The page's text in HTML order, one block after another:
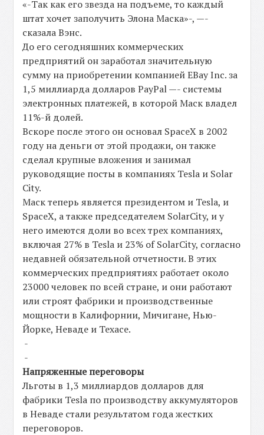
«-Так как его звезда на подъеме, то каждый
штат хочет заполучить Элона Маска»-, —-
сказала Вэнс.
До его сегодняшних коммерческих
предприятий он заработал значительную
сумму на приобретении компанией EBay Inc. за
1,5 миллиарда долларов PayPal —- системы
электронных платежей, в которой Маск владел
11%-й долей.
Вскоре после этого он основал SpaceX в 2002
году на деньги от этой продажи, он также
сделал крупные вложения и занимал
руководящие посты в компаниях Tesla и Solar
City.
Маск теперь является президентом и Tesla, и
SpaceX, а также председателем SolarCity, и у
него имеются доли во всех трех компаниях,
включая 27% в Tesla и 23% of SolarCity, согласно
недавней обязательной отчетности. В этих
коммерческих предприятиях работает около
23000 человек по всей стране, и они работают
или строят фабрики и производственные
мощности в Калифорнии, Мичигане, Нью-
Йорке, Неваде и Техасе.
-
-
Напряженные переговоры
Льготы в 1,3 миллиардов долларов для
фабрики Tesla по производству аккумуляторов
в Неваде стали результатом года жестких
переговоров.